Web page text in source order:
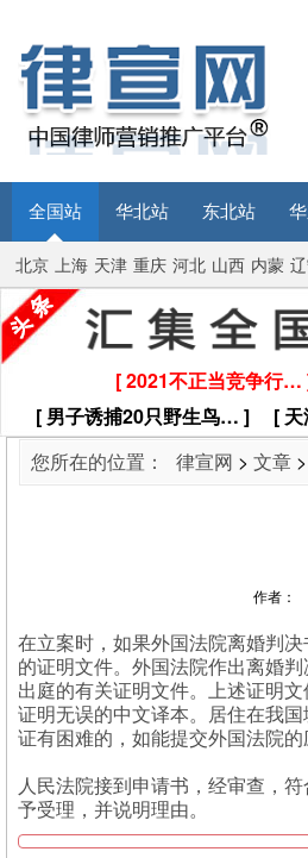
全国站 华北站 东北站
北京 上海 天津 重庆 河北 山西 内蒙
古
[ 2021不正当竞争行…
[ 男子诱捕20只野生鸟… ]
[
您所在的位置：
律宣网 > 文章>
作者：
在立案时，如果外国法院离婚判
的证明文件。外国法院作出离婚
出庭的有关证明文件。上述证明
证明无误的中文译本。居住在我
证有困难的，如能提交外国法院
人民法院接到申请书，经审查，
予受理，并说明理由。